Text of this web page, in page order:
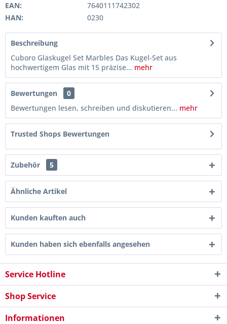
EAN:
7640111742302
HAN:
0230
Beschreibung
Cuboro Glaskugel Set Marbles Das Kugel-Set aus
hochwertigem Glas mit 15 präzise... mehr
Bewertungen
0
Bewertungen lesen, schreiben und diskutieren... mehr
Trusted Shops Bewertungen
Zubehör 5
Ähnliche Artikel
Kunden kauften auch
Kunden haben sich ebenfalls angesehen
Service Hotline
Shop Service
Informationen